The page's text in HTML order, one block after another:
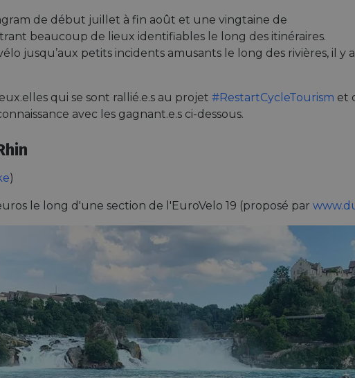
de début juillet à fin août et une vingtaine de
beaucoup de lieux identifiables le long des itinéraires.
jusqu’aux petits incidents amusants le long des rivières, il
qui se sont rallié.e.s au projet #RestartCycleTourism et
avec les gagnant.e.s ci-dessous.
)
le long d'une section de l'EuroVelo 19 (proposé par